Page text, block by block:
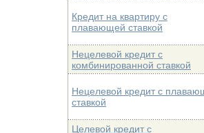
Кредит на квартиру с
плавающей ставкой
Нецелевой кредит с
комбинированной ставкой
Нецелевой кредит с
ставкой
Целевой кредит с